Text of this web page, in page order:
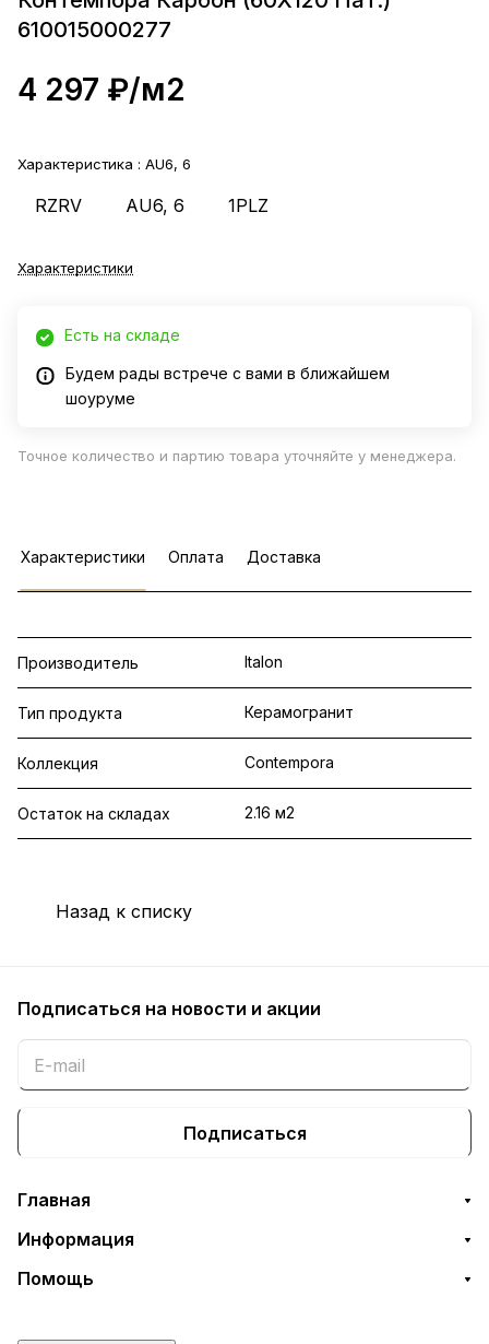
610015000277
4 297 ₽/м2
Характеристика : AU6, 6
RZRV AU6, 6 1PLZ
Характеристики
Есть на складе
Будем рады встрече с вами в ближайшем
шоуруме
Точное количество и партию товара уточняйте у менеджера.
Характеристики Оплата Доставка
Производитель Italon
Тип продукта Керамогранит
Коллекция Contempora
Остаток на складах 2.16 м2
Назад к списку
Подписаться на новости и акции
Подписаться
Главная
Информация
Помощь